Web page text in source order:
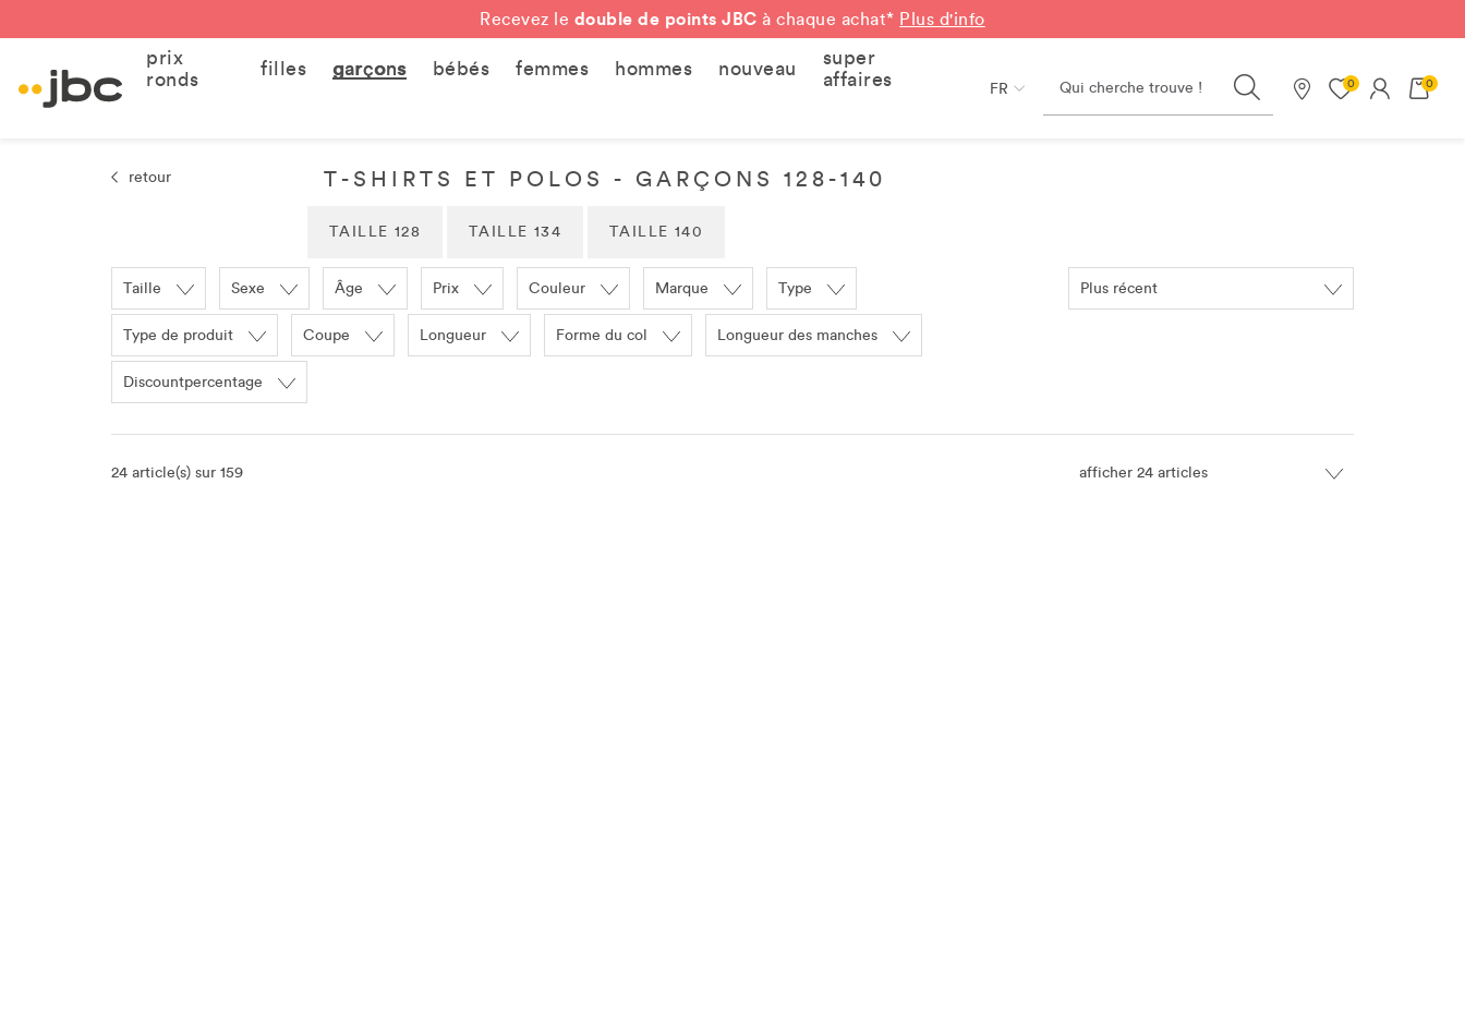
Recevez le double de points JBC à chaque achat* Plus d'info
prix
ronds
filles garçons bébés femmes hommes nouveau
super
affaires
FR Search
Nos magasins
0 0
retour T-SHIRTS ET POLOS - GARÇONS 128-140
TAILLE 128 TAILLE 134 TAILLE 140
Taille Sexe Âge Prix Couleur Marque Type
Type de produit Coupe Longueur Forme du col Longueur des manches
Discountpercentage
24 article(s) sur 159